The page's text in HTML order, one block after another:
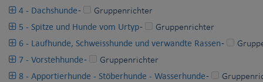
4 - Dachshunde- Gruppenrichter
5 - Spitze und Hunde vom Urtyp- Gruppenrichter
6 - Laufhunde, Schweisshunde und verwandte Rassen-
7 - Vorstehhunde- Gruppenrichter
8 - Apportierhunde - Stöberhunde - Wasserhunde-